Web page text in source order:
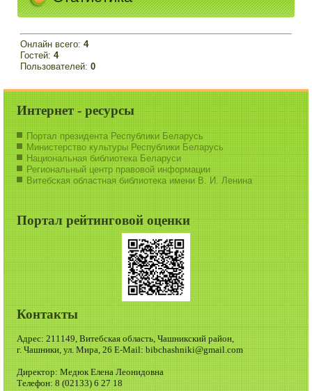
Онлайн всего:4
Гостей:4
Пользователей:0
Интернет - ресурсы
Портал президента Республики Беларусь
Министерство культуры Республики Беларусь
Национальная библиотека Беларуси
Региональный центр правовой информации
Витебская областная библиотека имени В. И. Ленина
Портал рейтинговой оценки
Контакты
Адрес: 211149, Витебская область, Чашникский район,
г. Чашники, ул. Мира, 26 E-Mail: bibchashniki@gmail.com
Директор: Медюк Елена Леонидовна
Телефон: 8 (02133) 6 27 18